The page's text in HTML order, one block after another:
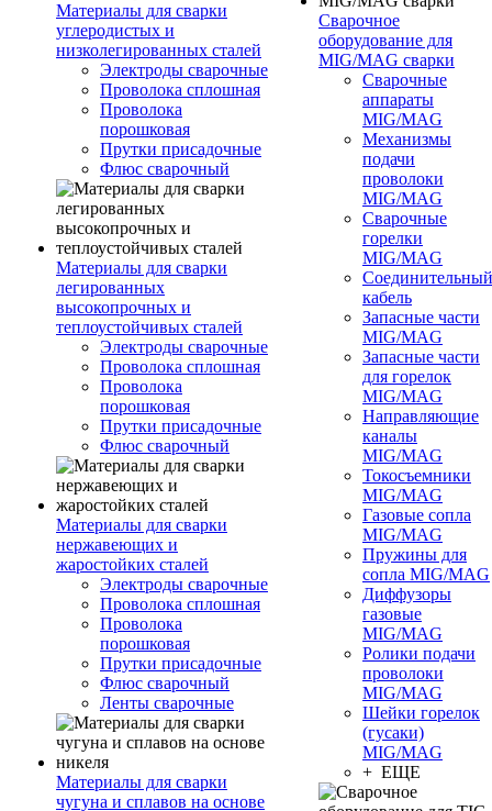
Материалы для сварки
углеродистых и
низколегированных сталей
Электроды сварочные
Проволока сплошная
Проволока
порошковая
Прутки присадочные
Флюс сварочный
Материалы для сварки
легированных
высокопрочных и
теплоустойчивых сталей
Электроды сварочные
Проволока сплошная
Проволока
порошковая
Прутки присадочные
Флюс сварочный
Материалы для сварки
нержавеющих и
жаростойких сталей
Электроды сварочные
Проволока сплошная
Проволока
порошковая
Прутки присадочные
Флюс сварочный
Ленты сварочные
Материалы для сварки
чугуна и сплавов на основе
Сварочное
оборудование для
MIG/MAG сварки
Сварочные
аппараты
MIG/MAG
Механизмы
подачи
проволоки
MIG/MAG
Сварочные
горелки
MIG/MAG
Соединительный
кабель
Запасные части
MIG/MAG
Запасные части
для горелок
MIG/MAG
Направляющие
каналы
MIG/MAG
Токосъемники
MIG/MAG
Газовые сопла
MIG/MAG
Пружины для
сопла MIG/MAG
Диффузоры
газовые
MIG/MAG
Ролики подачи
проволоки
MIG/MAG
Шейки горелок
(гусаки)
MIG/MAG
+ ЕЩЕ